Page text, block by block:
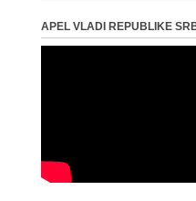
APEL VLADI REPUBLIKE